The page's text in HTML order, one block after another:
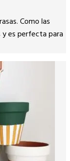
Como las
es perfecta para